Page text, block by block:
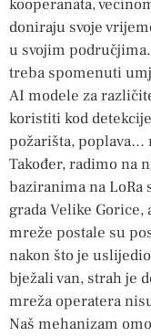
kooperanata,
doniraju svoje
u svojim
treba spomenuti
AI modele za
koristiti kod
požarišta, poplava…
Također, radimo na
baziranima na LoRa
grada Velike
mreže postale su
nakon što je
bježali van, strah je
mreža operatera
Naš mehanizam